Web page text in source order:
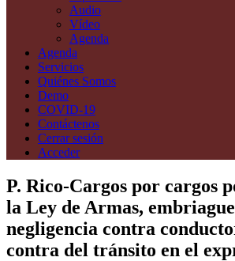
Audio
Vídeo
Agenda
Agenda
Servicios
Quiénes Somos
Demo
COVID-19
Contáctenos
Cerrar sesión
Acceder
P. Rico-Cargos por cargos
la Ley de Armas,
negligencia contra
contra del tránsito en el